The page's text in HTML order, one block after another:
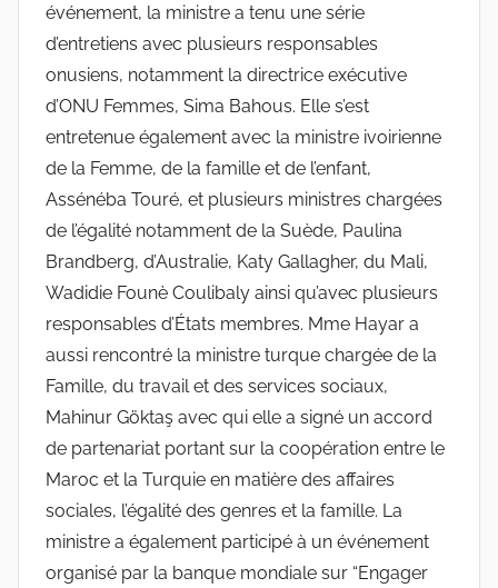
événement, la ministre a tenu une série
d’entretiens avec plusieurs responsables
onusiens, notamment la directrice exécutive
d’ONU Femmes, Sima Bahous. Elle s’est
entretenue également avec la ministre ivoirienne
de la Femme, de la famille et de l’enfant,
Assénéba Touré, et plusieurs ministres chargées
de l’égalité notamment de la Suède, Paulina
Brandberg, d’Australie, Katy Gallagher, du Mali,
Wadidie Founè Coulibaly ainsi qu’avec plusieurs
responsables d’États membres. Mme Hayar a
aussi rencontré la ministre turque chargée de la
Famille, du travail et des services sociaux,
Mahinur Göktaş avec qui elle a signé un accord
de partenariat portant sur la coopération entre le
Maroc et la Turquie en matière des affaires
sociales, l’égalité des genres et la famille. La
ministre a également participé à un événement
organisé par la banque mondiale sur “Engager